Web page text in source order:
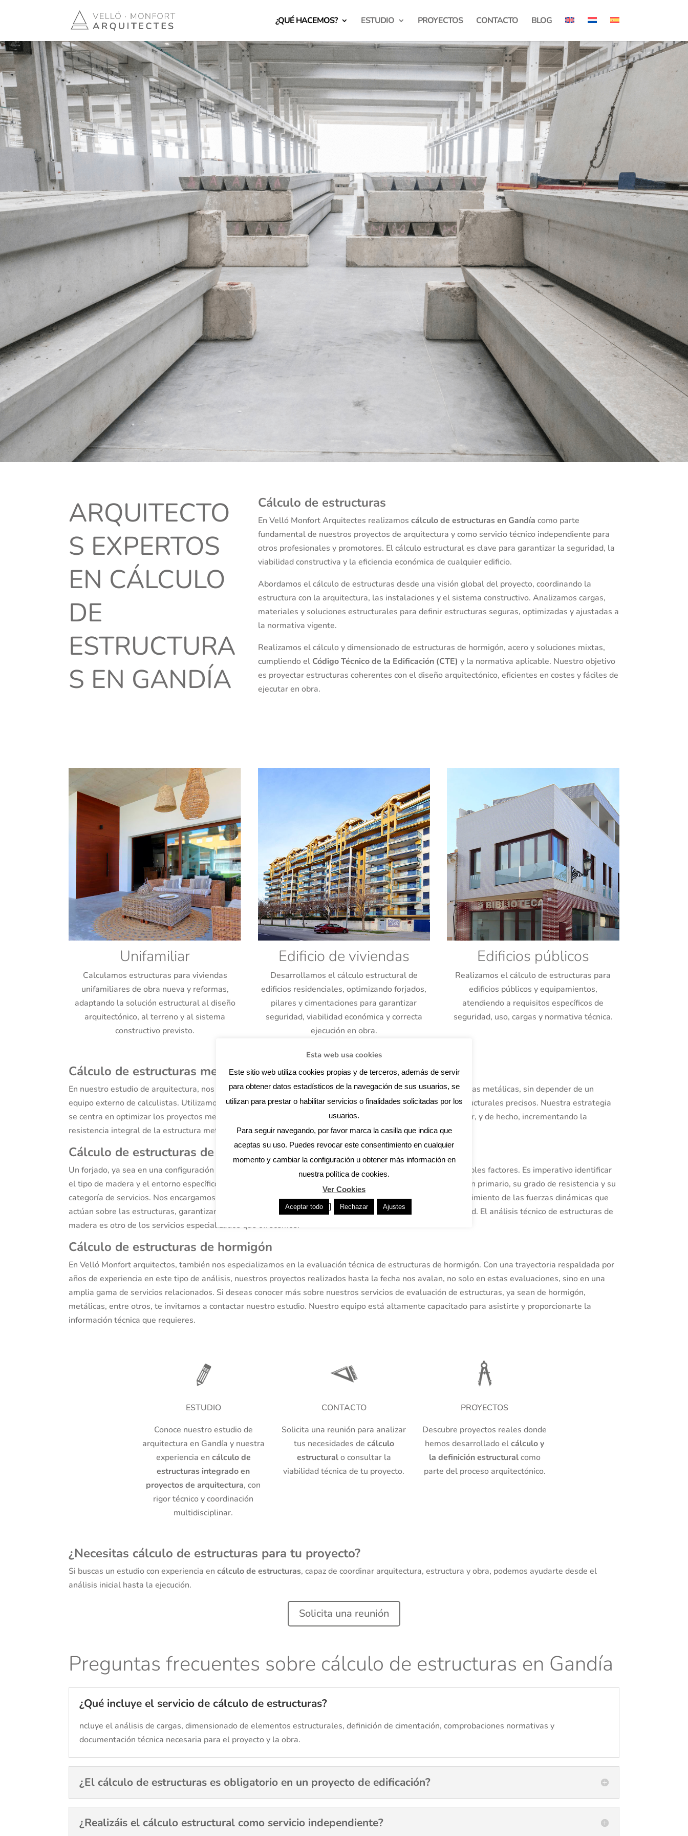
¿QUÉ HACEMOS? ESTUDIO PROYECTOS CONTACTO BLOG
ARQUITECTO
S EXPERTOS
EN CÁLCULO
DE
ESTRUCTURA
S EN GANDÍA
Cálculo de estructuras
En Velló Monfort Arquitectes realizamos cálculo de estructuras en Gandía como parte
fundamental de nuestros proyectos de arquitectura y como servicio técnico independiente para
otros profesionales y promotores. El cálculo estructural es clave para garantizar la seguridad, la
viabilidad constructiva y la eficiencia económica de cualquier edificio.
Abordamos el cálculo de estructuras desde una visión global del proyecto, coordinando la
estructura con la arquitectura, las instalaciones y el sistema constructivo. Analizamos cargas,
materiales y soluciones estructurales para definir estructuras seguras, optimizadas y ajustadas a
la normativa vigente.
Realizamos el cálculo y dimensionado de estructuras de hormigón, acero y soluciones mixtas,
cumpliendo el Código Técnico de la Edificación (CTE) y la normativa aplicable. Nuestro objetivo
es proyectar estructuras coherentes con el diseño arquitectónico, eficientes en costes y fáciles de
ejecutar en obra.
Unifamiliar
Calculamos estructuras para viviendas
unifamiliares de obra nueva y reformas,
adaptando la solución estructural al diseño
arquitectónico, al terreno y al sistema
constructivo previsto.
Edificio de viviendas
Desarrollamos el cálculo estructural de
edificios residenciales, optimizando forjados,
pilares y cimentaciones para garantizar
seguridad, viabilidad económica y correcta
ejecución en obra.
Edificios públicos
Realizamos el cálculo de estructuras para
edificios públicos y equipamientos,
atendiendo a requisitos específicos de
seguridad, uso, cargas y normativa técnica.
Cálculo de estructuras metálicas
En nuestro estudio de arquitectura, nos encargamos personalmente de la evaluación técnica de las estructuras metálicas, sin depender de un
equipo externo de calculistas. Utilizamos software avanzado y especializado para llevar a cabo análisis estructurales precisos. Nuestra estrategia
se centra en optimizar los proyectos mediante la reducción del material de acero empleado, sin comprometer, y de hecho, incrementando la
resistencia integral de la estructura metálica.
Cálculo de estructuras de madera
Un forjado, ya sea en una configuración inclinada u horizontal, requiere una consideración detallada de múltiples factores. Es imperativo identificar
el tipo de madera y el entorno específico de su aplicación. Clasificamos la madera estructural según su origen primario, su grado de resistencia y su
categoría de servicios. Nos encargamos personalmente de la evaluación técnica, teniendo un profundo conocimiento de las fuerzas dinámicas que
actúan sobre las estructuras, garantizando en todo momento el cumplimiento de los estándares de seguridad. El análisis técnico de estructuras de
madera es otro de los servicios especializados que ofrecemos.
Cálculo de estructuras de hormigón
En Velló Monfort arquitectos, también nos especializamos en la evaluación técnica de estructuras de hormigón. Con una trayectoria respaldada por
años de experiencia en este tipo de análisis, nuestros proyectos realizados hasta la fecha nos avalan, no solo en estas evaluaciones, sino en una
amplia gama de servicios relacionados. Si deseas conocer más sobre nuestros servicios de evaluación de estructuras, ya sean de hormigón,
metálicas, entre otros, te invitamos a contactar nuestro estudio. Nuestro equipo está altamente capacitado para asistirte y proporcionarte la
información técnica que requieres.
ESTUDIO
Conoce nuestro estudio de
arquitectura en Gandía y nuestra
experiencia en cálculo de
estructuras integrado en
proyectos de arquitectura, con
rigor técnico y coordinación
multidisciplinar.
CONTACTO
Solicita una reunión para analizar
tus necesidades de cálculo
estructuralo consultar la
viabilidad técnica de tu proyecto.
PROYECTOS
Descubre proyectos reales donde
hemos desarrollado elcálculo y
la definición estructuralcomo
parte del proceso arquitectónico.
¿Necesitas cálculo de estructuras para tu proyecto?
Si buscas un estudio con experiencia encálculo de estructuras, capaz de coordinar arquitectura, estructura y obra, podemos ayudarte desde el
análisis inicial hasta la ejecución.
Solicita una reunión
Preguntas frecuentes sobre cálculo de estructuras en Gandía
¿Qué incluye el servicio de cálculo de estructuras?
ncluye el análisis de cargas, dimensionado de elementos estructurales, definición de cimentación, comprobaciones normativas y
documentación técnica necesaria para el proyecto y la obra.
¿El cálculo de estructuras es obligatorio en un proyecto de edificación?
¿Realizáis el cálculo estructural como servicio independiente?
Esta web usa cookies
Este sitio web utiliza cookies propias y de terceros, además de servir
para obtener datos estadísticos de la navegación de sus usuarios, se
utilizan para prestar o habilitar servicios o finalidades solicitadas por los
usuarios.
Para seguir navegando, por favor marca la casilla que indica que
aceptas su uso. Puedes revocar este consentimiento en cualquier
momento y cambiar la configuración u obtener más información en
nuestra política de cookies.
Ver Cookies
Aceptar todo ] Rechazar Ajustes